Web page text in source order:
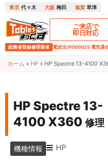
東京 代々木 大阪 梅田 滋賀 草津
ご来店で
即日対応
総務省登録修理業者 電波法/R000025 電気通
ホーム » HP » HP Spectre 13-4100
HP Spectre 13-
4100 X360 修理
機種情報 HP